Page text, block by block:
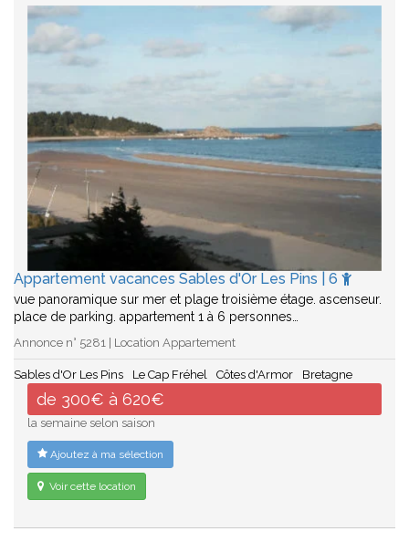
Appartement vacances Sables d'Or Les Pins | 6
vue panoramique sur mer et plage troisième étage. ascenseur.
place de parking. appartement 1 à 6 personnes…
Annonce n° 5281 | Location Appartement
Sables d'Or Les Pins Le Cap Fréhel Côtes d'Armor Bretagne
de 300€ à 620€
la semaine selon saison
Ajoutez à ma sélection
Voir cette location